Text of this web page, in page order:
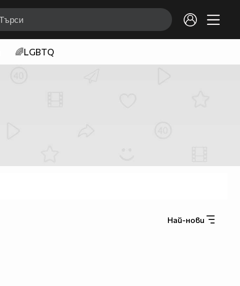
🌈LGBTQ
Най-нови